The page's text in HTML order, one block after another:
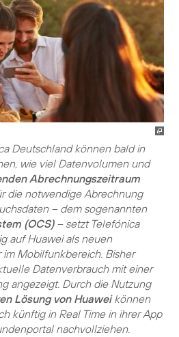
Deutschland können bald in
wie viel Datenvolumen und
Abrechnungszeitraum
die notwendige Abrechnung
– dem sogenannten
(OCS)– setzt Telefónica
auf Huawei als neuen
Mobilfunkbereich. Bisher
Datenverbrauch mit einer
angezeigt. Durch die Nutzung
Lösung von Huaweikönnen
künftig in Real Time in ihrer App
nachvollziehen.